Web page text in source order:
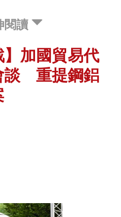
閱讀
】加國貿易代
談 重提鋼鋁